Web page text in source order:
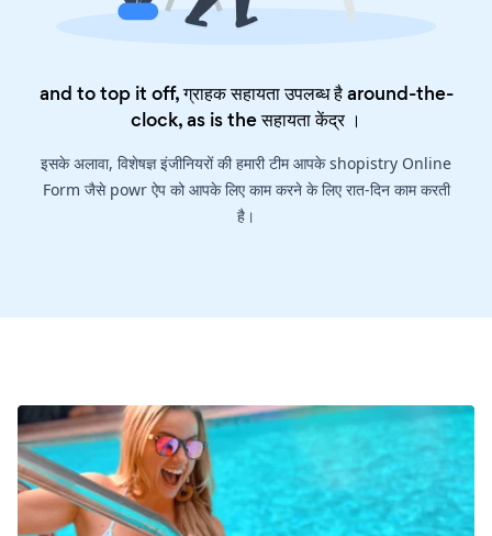
and to top it off, ग्राहक सहायता उपलब्ध है around-the-
clock, as is theसहायता केंद्र।
इसके अलावा, विशेषज्ञ इंजीनियरों की हमारी टीम आपके shopistry Online
Form जैसे powr ऐप को आपके लिए काम करने के लिए रात-दिन काम करती
है।